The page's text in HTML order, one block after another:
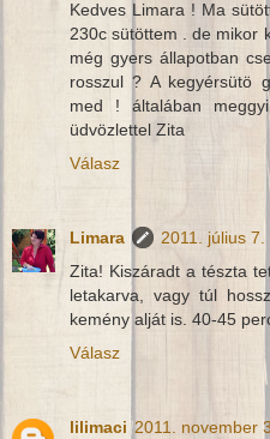
Kedves Limara ! Ma
230c sütöttem . de mikor
még gyers állapotban
rosszul ? A kegyérsütö
med ! általában
üdvözlettel Zita
Válasz
Limara
2011. július 7.
Zita! Kiszáradt a tészta
letakarva, vagy túl
kemény alját is. 40-45
Válasz
lilimaci 2011. november